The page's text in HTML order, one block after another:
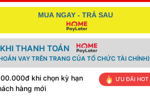
MUA NGAY - TRẢ SAU
THANH TOÁN
VAY TRÊN TRANG CỦA TỔ CHỨC TÀI CHÍNH)
khi chọn kỳ hạn
hàng mới
ƯU ĐÃI HOT